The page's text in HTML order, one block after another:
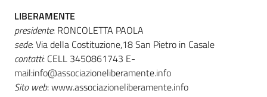
LIBERAMENTE
presidente: RONCOLETTA PAOLA
sede: Via della Costituzione,18 San Pietro in Casale
contatti: CELL 3450861743 E-
mail:info@associazioneliberamente.info
Sito web: www.associazioneliberamente.info